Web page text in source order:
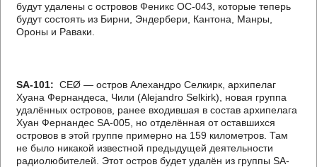
будут удалены с островов Феникс OC-043, которые теперь
будут состоять из Бирни, Эндербери, Кантона, Манры,
Ороны и Раваки.
SA-101: CEØ — остров Алехандро Селкирк, архипелаг
Хуана Фернандеса, Чили (Alejandro Selkirk), новая группа
удалённых островов, ранее входившая в состав архипелага
Хуан Фернандес SA-005, но отделённая от оставшихся
островов в этой группе примерно на 159 километров. Там
не было никакой известной предыдущей деятельности
радиолюбителей. Этот остров будет удалён из группы SA-